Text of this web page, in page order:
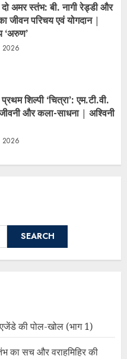
दो अमर स्तंभ: बी. नागी रेड्डी और
जीवन परिचय एवं योगदान |
‘अरुण’
2026
शिल्पी ‘चित्रा’: एम.टी.वी.
और कला-साधना | अश्विनी
2026
SEARCH
की पोल-खोल (भाग 1)
का सच और वराहमिहिर की